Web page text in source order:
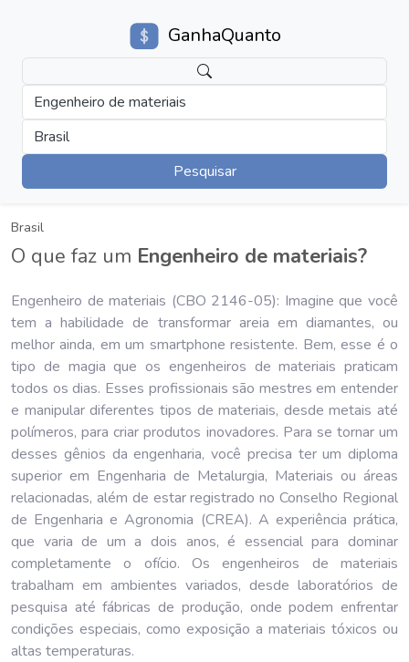
GanhaQuanto
Engenheiro de materiais
Brasil
Pesquisar
Brasil
O que faz um Engenheiro de materiais?
Engenheiro de materiais (CBO 2146-05): Imagine que você
tem a habilidade de transformar areia em diamantes, ou
melhor ainda, em um smartphone resistente. Bem, esse é o
tipo de magia que os engenheiros de materiais praticam
todos os dias. Esses profissionais são mestres em entender
e manipular diferentes tipos de materiais, desde metais até
polímeros, para criar produtos inovadores. Para se tornar um
desses gênios da engenharia, você precisa ter um diploma
superior em Engenharia de Metalurgia, Materiais ou áreas
relacionadas, além de estar registrado no Conselho Regional
de Engenharia e Agronomia (CREA). A experiência prática,
que varia de um a dois anos, é essencial para dominar
completamente o ofício. Os engenheiros de materiais
trabalham em ambientes variados, desde laboratórios de
pesquisa até fábricas de produção, onde podem enfrentar
condições especiais, como exposição a materiais tóxicos ou
altas temperaturas.